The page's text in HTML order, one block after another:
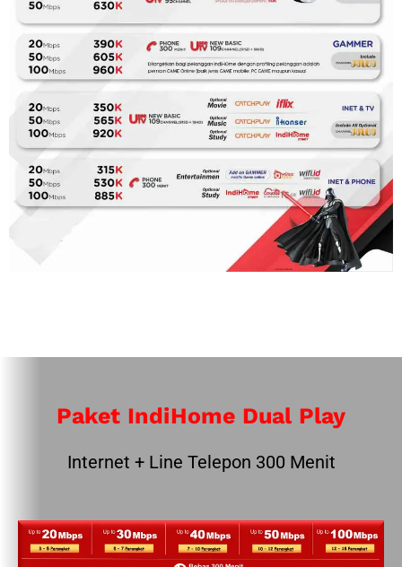
Paket IndiHome Dual Play
Internet + Line Telepon 300 Menit